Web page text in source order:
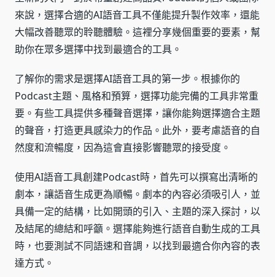
來說，選擇合適的AI語音工具不僅能提升製作效率，還能
大幅改善聽眾的聆聽體驗。這裡分享幾個重要的要素，幫
助你在眾多選擇中找到最適合的工具。
了解你的需求是選擇AI語音工具的第一步。根據你的
Podcast主題、風格和預算，選擇功能完備的工具非常重
要。有些工具提供多種聲音選擇，讓你能夠選擇適合主題
的聲音，打造更具感染力的作品。此外，要考慮語音的自
然度和流暢度，因為這會直接影響聽眾的接受度。
使用AI語音工具創建Podcast時，首先可以撰寫出清晰的
劇本，讓語音生成更為順暢。劇本的內容必須吸引人，並
具備一定的結構，比如開頭的引入、主題的深入探討，以
及結尾的總結和呼籲。選擇能夠進行語音自動生成的工具
時，也要測試不同語速和音調，以找到最適合你內容的表
達方式。